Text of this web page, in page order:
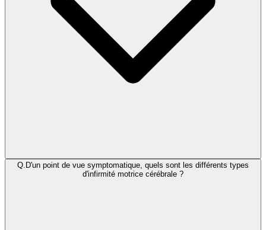
Q. D'un point de vue symptomatique, quels sont les différents types
d'infirmité motrice cérébrale ?